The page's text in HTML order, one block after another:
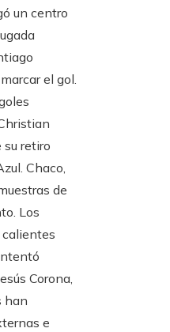
un centro
el gol.
su retiro
Chaco,
de
Los
Corona,
han
e